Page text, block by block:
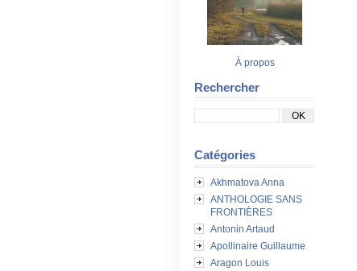
À propos
Rechercher
Catégories
Akhmatova Anna
ANTHOLOGIE SANS
FRONTIÈRES
Antonin Artaud
Apollinaire Guillaume
Aragon Louis